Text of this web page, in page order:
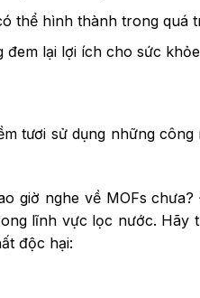
thể hình thành trong quá
đem lại lợi ích cho sức
tươi sử dụng những công
giờ nghe về MOFs
lĩnh vực lọc nước. Hãy
độc hại: